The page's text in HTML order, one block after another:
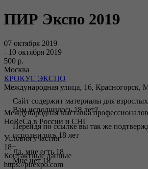
ПИР Экспо 2019
07 октября 2019
- 10 октября 2019
500 р.
Москва
КРОКУС ЭКСПО
Международная улица, 16, Красногорск,
Международная выставка
HoReCa в России и СНГ
Условия участия
18+
Контактные данные
https://pirexpo.com
Сайт содержит материалы для взрослых
Вам исполнилось 18 лет?
Перейдя по ссылке вы так же
исполнилось 18 лет
Да, мне есть 18
Мне нет 18